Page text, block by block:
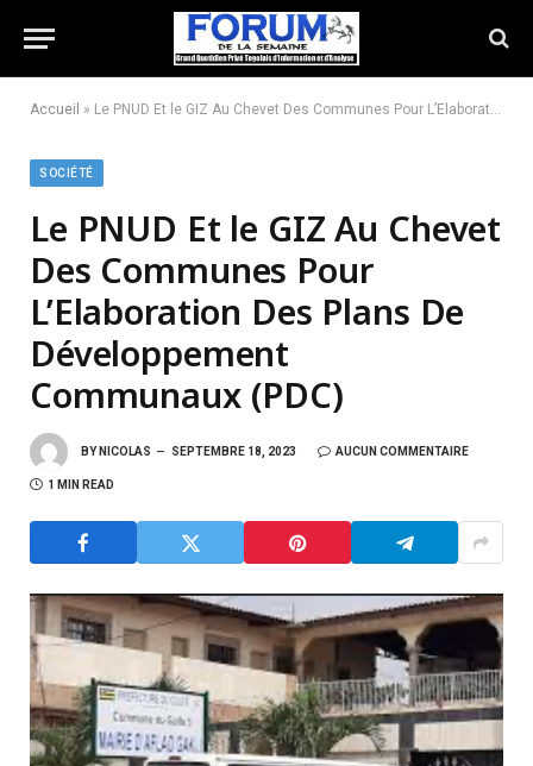
Accueil » Le PNUD Et le GIZ Au Chevet Des Communes Pour L’Elaboration Des Plans De Développement Communaux (PDC)
SOCIÉTÉ
Le PNUD Et le GIZ Au Chevet
Des Communes Pour
L’Elaboration Des Plans De
Développement
Communaux (PDC)
BY NICOLAS SEPTEMBRE 18, 2023 AUCUN COMMENTAIRE
1 MIN READ